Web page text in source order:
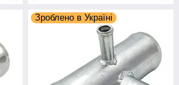
Зроблено в Україні